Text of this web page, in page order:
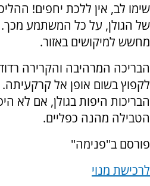
שימו לב, אין ללכת יחפים!
של הגולן, על כל המשתמע מכך.
מחשש למיקושים באזור.
הבריכה המרהיבה והקרירה
לקפוץ בשום אופן אל קרקעיתה.
הבריכות היפות בגולן, אם לא
הטבילה מהנה כפליים.
פורסם ב''פנימה''
לרכישת מנוי